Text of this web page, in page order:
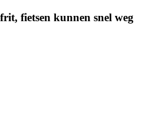
fietsen kunnen snel weg